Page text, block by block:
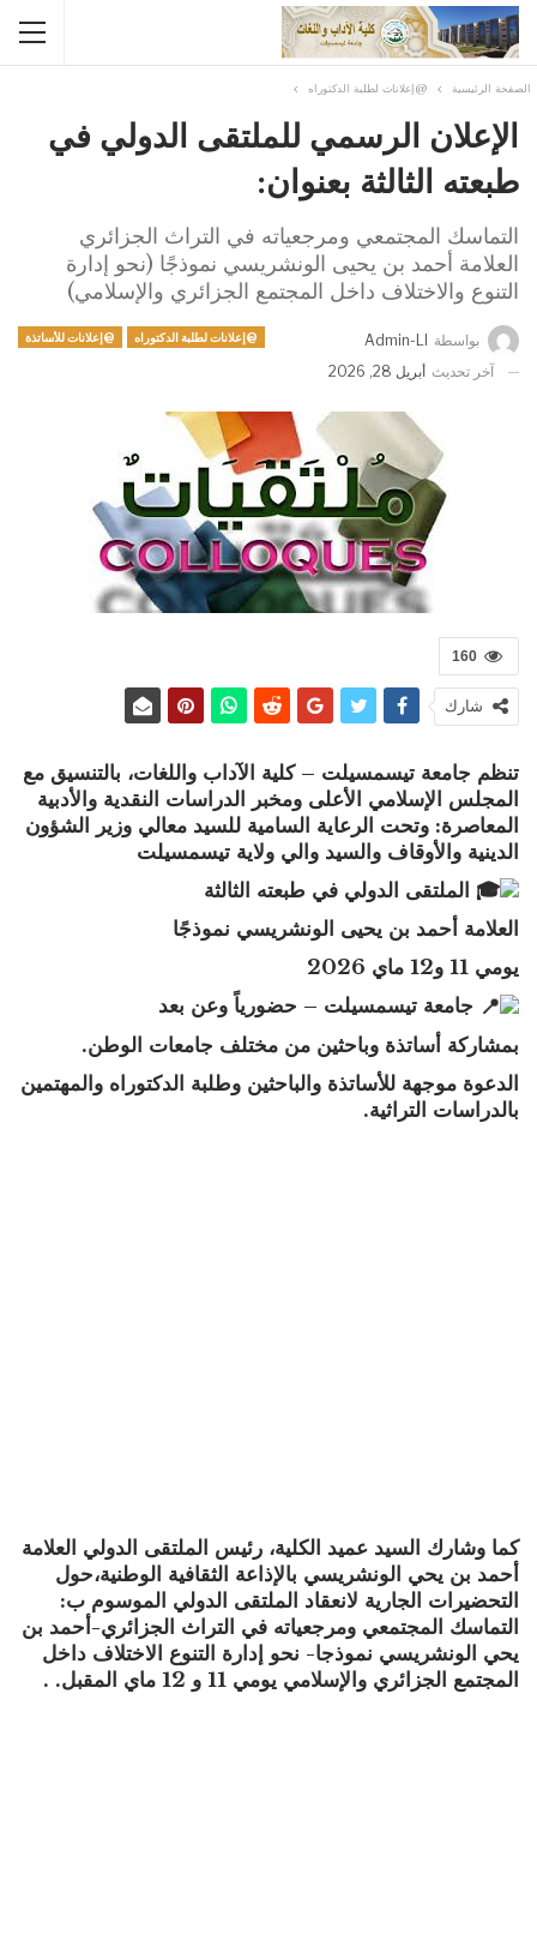
الصفحة الرئيسية @إعلانات لطلبة الدكتوراه
الإعلان الرسمي للملتقى الدولي في
طبعته الثالثة بعنوان:
التماسك المجتمعي ومرجعياته في التراث الجزائري
العلامة أحمد بن يحيى الونشريسي نموذجًا (نحو إدارة
التنوع والاختلاف داخل المجتمع الجزائري والإسلامي)
@إعلانات لطلبة الدكتوراه @إعلانات للأساتذة بواسطة
Admin-Ll
آخر تحديث أبريل 28, 2026
160
شارك
تنظم جامعة تيسمسيلت – كلية الآداب واللغات، بالتنسيق مع
المجلس الإسلامي الأعلى ومخبر الدراسات النقدية والأدبية
المعاصرة: وتحت الرعاية السامية للسيد معالي وزير الشؤون
الدينية والأوقاف والسيد والي ولاية تيسمسيلت
الملتقى الدولي في طبعته الثالثة
العلامة أحمد بن يحيى الونشريسي نموذجًا
يومي 11 و12 ماي 2026
جامعة تيسمسيلت – حضورياً وعن بعد
بمشاركة أساتذة وباحثين من مختلف جامعات الوطن.
الدعوة موجهة للأساتذة والباحثين وطلبة الدكتوراه والمهتمين
بالدراسات التراثية.
كما وشارك السيد عميد الكلية، رئيس الملتقى الدولي العلامة
أحمد بن يحي الونشريسي بالإذاعة الثقافية الوطنية،حول
التحضيرات الجارية لانعقاد الملتقى الدولي الموسوم ب:
التماسك المجتمعي ومرجعياته في التراث الجزائري-أحمد بن
يحي الونشريسي نموذجا- نحو إدارة التنوع الاختلاف داخل
المجتمع الجزائري والإسلامي يومي 11 و 12 ماي المقبل. .